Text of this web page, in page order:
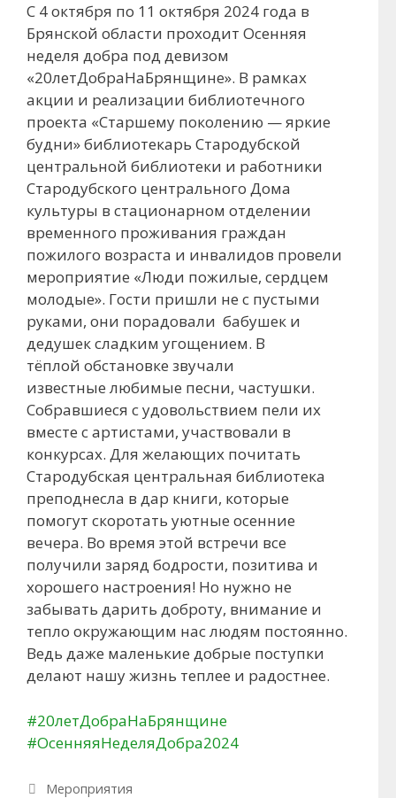
С 4 октября по 11 октября 2024 года в
Брянской области проходит Осенняя
неделя добра под девизом
«20летДобраНаБрянщине». В рамках
акции и реализации библиотечного
проекта «Старшему поколению — яркие
будни» библиотекарь Стародубской
центральной библиотеки и работники
Стародубского центрального Дома
культуры в стационарном отделении
временного проживания граждан
пожилого возраста и инвалидов провели
мероприятие «Люди пожилые, сердцем
молодые». Гости пришли не с пустыми
руками, они порадовали бабушек и
дедушек сладким угощением. В
тёплой обстановке звучали
известные любимые песни, частушки.
Собравшиеся с удовольствием пели их
вместе с артистами, участвовали в
конкурсах. Для желающих почитать
Стародубская центральная библиотека
преподнесла в дар книги, которые
помогут скоротать уютные осенние
вечера. Во время этой встречи все
получили заряд бодрости, позитива и
хорошего настроения! Но нужно не
забывать дарить доброту, внимание и
тепло окружающим нас людям постоянно.
Ведь даже маленькие добрые поступки
делают нашу жизнь теплее и радостнее.
#20летДобраНаБрянщине
#ОсенняяНеделяДобра2024
Рубрики
Мероприятия